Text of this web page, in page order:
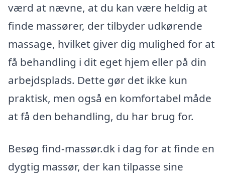
værd at nævne, at du kan være heldig at
finde massører, der tilbyder udkørende
massage, hvilket giver dig mulighed for at
få behandling i dit eget hjem eller på din
arbejdsplads. Dette gør det ikke kun
praktisk, men også en komfortabel måde
at få den behandling, du har brug for.
Besøg find-massør.dk i dag for at finde en
dygtig massør, der kan tilpasse sine